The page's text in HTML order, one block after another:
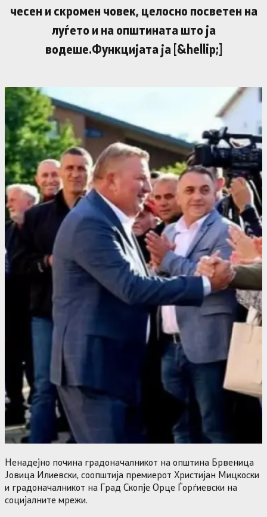
чесен и скромен човек, целосно посветен на
луѓето и на општината што ја
водеше.Функцијата ја [&hellip;]
Ненадејно почина градоначалникот на општина Брвеница
Јовица Илиевски, соопштија премиерот Христијан Мицкоски
и градоначалникот на Град Скопје Орце Ѓорѓиевски на
социјалните мрежи.